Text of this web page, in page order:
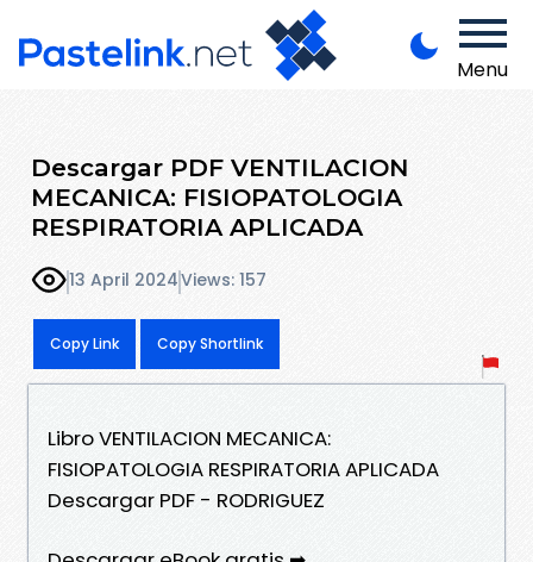
Menu
Descargar PDF VENTILACION
MECANICA: FISIOPATOLOGIA
RESPIRATORIA APLICADA
13 April 2024Views: 157
Copy Link Copy Shortlink
Libro VENTILACION MECANICA:
FISIOPATOLOGIA RESPIRATORIA APLICADA
Descargar PDF - RODRIGUEZ